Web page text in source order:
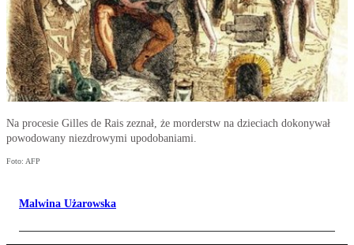
Na procesie Gilles de Rais zeznał, że morderstw na dzieciach dokonywał
powodowany niezdrowymi upodobaniami.
Foto: AFP
Malwina Użarowska